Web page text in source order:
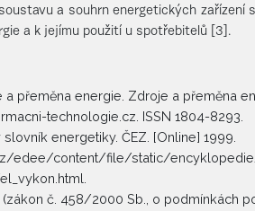
a souhrn energetických zařízení
a k jejímu použití u spotřebitelů [3].
a přeměna energie. Zdroje a přeměna
technologie.cz. ISSN 1804-8293.
energetiky. ČEZ. [Online] 1999.
edee/content/file/static/
č. 458/2000 Sb., o podmínkách